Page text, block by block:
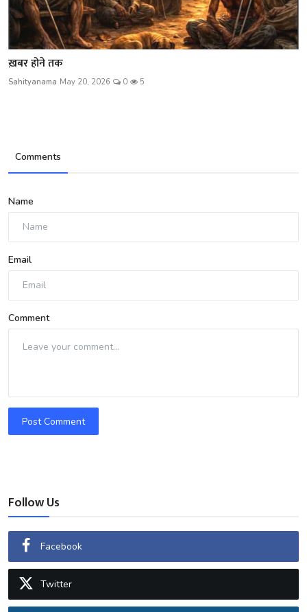
ख़बर होने तक
Sahityanama May 20, 2026 0 5
Comments
Name
Email
Comment
Post Comment
Follow Us
Facebook
Twitter